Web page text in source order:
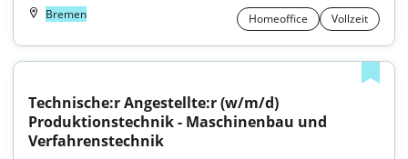
Bremen Homeoffice Vollzeit
Technische:r Angestellte:r (w/m/d)
Produktionstechnik - Maschinenbau und
Verfahrenstechnik